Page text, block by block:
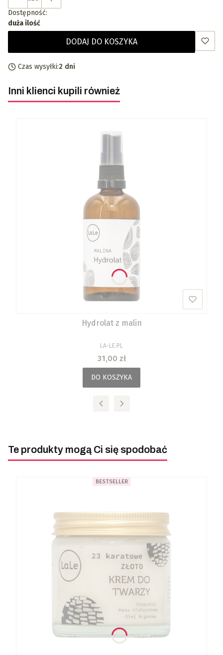
Dostępność:
duża ilość
DODAJ DO KOSZYKA
Czas wysyłki:2 dni
Inni klienci kupili również
Hydrolat z malin
PRODUCENT
LA-LE.PL
Cena
31,00 zł
DO KOSZYKA
Te produkty mogą Ci się spodobać
BESTSELLER